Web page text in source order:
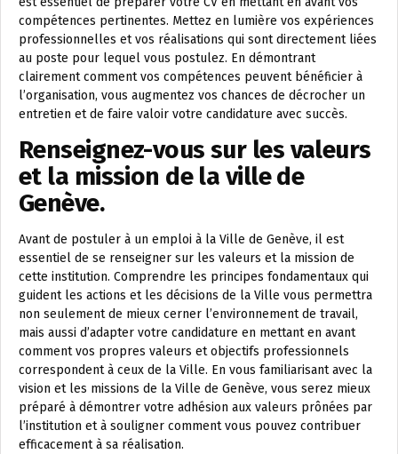
compétences pertinentes. Mettez en lumière vos expériences
professionnelles et vos réalisations qui sont directement liées
au poste pour lequel vous postulez. En démontrant
clairement comment vos compétences peuvent bénéficier à
l’organisation, vous augmentez vos chances de décrocher un
entretien et de faire valoir votre candidature avec succès.
Renseignez-vous sur les valeurs
et la mission de la ville de
Genève.
Avant de postuler à un emploi à la Ville de Genève, il est
essentiel de se renseigner sur les valeurs et la mission de
cette institution. Comprendre les principes fondamentaux qui
guident les actions et les décisions de la Ville vous permettra
non seulement de mieux cerner l’environnement de travail,
mais aussi d’adapter votre candidature en mettant en avant
comment vos propres valeurs et objectifs professionnels
correspondent à ceux de la Ville. En vous familiarisant avec la
vision et les missions de la Ville de Genève, vous serez mieux
préparé à démontrer votre adhésion aux valeurs prônées par
l’institution et à souligner comment vous pouvez contribuer
efficacement à sa réalisation.